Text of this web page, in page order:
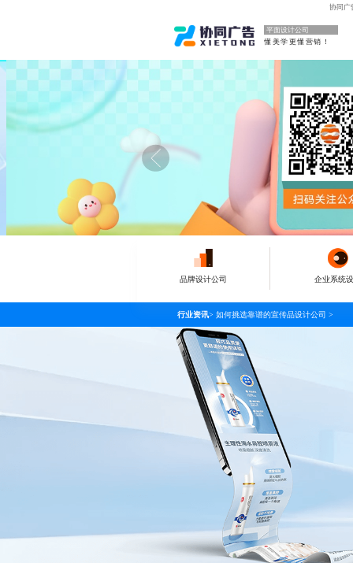
协同广
平面设计公司
懂美学更懂营销！
品牌设计公司 企业系统
行业资讯> 如何挑选靠谱的宣传品设计公司 >